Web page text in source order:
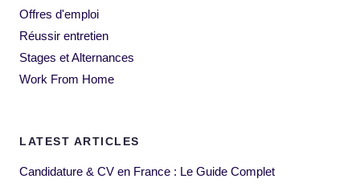
Offres d'emploi
Réussir entretien
Stages et Alternances
Work From Home
LATEST ARTICLES
Candidature & CV en France : Le Guide Complet